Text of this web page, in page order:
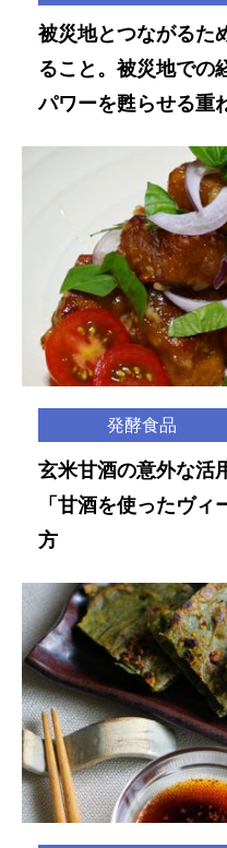
被災地とつながるた
ること。被災地での
パワーを甦らせる重
発酵食品
玄米甘酒の意外な活
「甘酒を使ったヴ
方